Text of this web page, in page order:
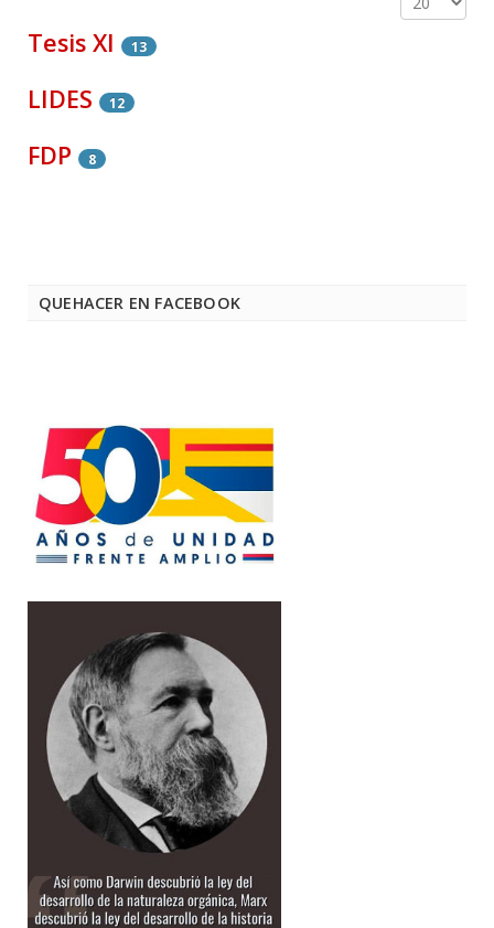
Tesis XI 13
LIDES 12
FDP 8
QUEHACER EN FACEBOOK